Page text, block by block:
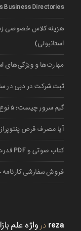
Business Directories
استانبولی)
مهارت‌ها و ویژگی‌های
ثبت شرکت در دبی در سال
گیم سرور چیست؛ ۵ نوع محبوب آن
آیا مصرف قرص
کتاب صوتی و PDF قدرت جذبه از برایان تریسی
فروش سفارشی
reza در واژه علم